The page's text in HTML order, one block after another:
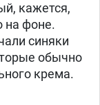
кажется,
на фоне.
синяки
обычно
крема.